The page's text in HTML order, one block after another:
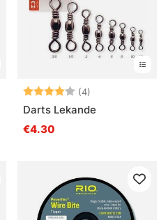
Beoordeling:
(4)
Darts Lekande
€4.30